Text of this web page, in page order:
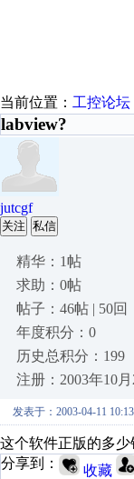
当前位置： 工控论坛
labview?
jutcgf
关注 私信
精华：1帖
求助：0帖
帖子：46帖 | 50回
年度积分：0
历史总积分：199
注册：2003年10月
发表于：2003-04-11
这个软件正版的多
分享到：
收藏